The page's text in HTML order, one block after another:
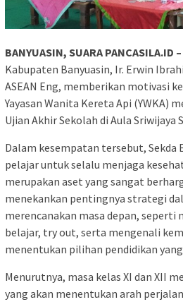
BANYUASIN, SUARA PANCASILA.ID –
Kabupaten Banyuasin, Ir. Erwin
ASEAN Eng, memberikan motivasi
Yayasan Wanita Kereta Api (YWKA)
Ujian Akhir Sekolah di Aula Sriwijaya
Dalam kesempatan tersebut, Sekda
pelajar untuk selalu menjaga
merupakan aset yang sangat
menekankan pentingnya strategi
merencanakan masa depan,
belajar, try out, serta mengenali
menentukan pilihan pendidikan
Menurutnya, masa kelas XI dan XII
yang akan menentukan arah